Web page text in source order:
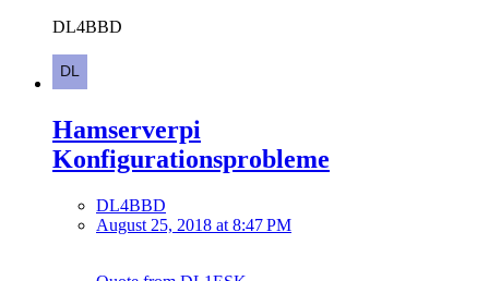
DL4BBD
Hamserverpi
Konfigurationsprobleme
DL4BBD
August 25, 2018 at 8:47 PM